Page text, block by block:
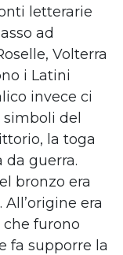
letterarie
ad
Volterra
i Latini
invece ci
del
la toga
da guerra.
bronzo era
era
furono
fa supporre la